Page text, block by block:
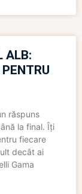
ALB:
răspuns
la final. Îți
fiecare
decât ai
Gama